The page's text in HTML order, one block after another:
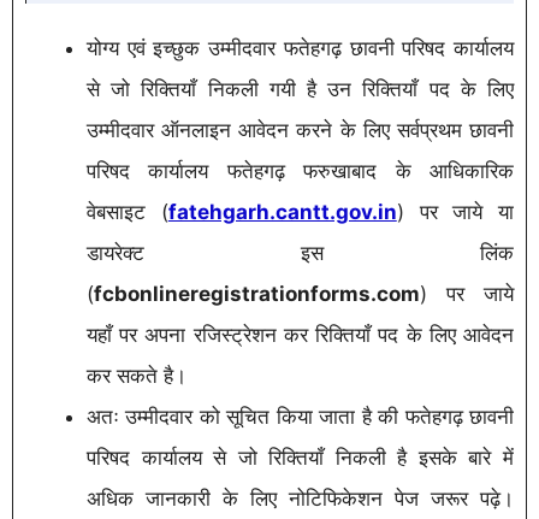
योग्य एवं इच्छुक उम्मीदवार फतेहगढ़ छावनी परिषद कार्यालय
से जो रिक्तियाँ निकली गयी है उन रिक्तियाँ पद के लिए
उम्मीदवार ऑनलाइन आवेदन करने के लिए सर्वप्रथम छावनी
परिषद कार्यालय फतेहगढ़ फरुखाबाद के आधिकारिक
वेबसाइट (fatehgarh.cantt.gov.in) पर जाये या
डायरेक्ट इस लिंक
(fcbonlineregistrationforms.com) पर जाये
यहाँ पर अपना रजिस्ट्रेशन कर रिक्तियाँ पद के लिए आवेदन
कर सकते है।
अतः उम्मीदवार को सूचित किया जाता है की फतेहगढ़ छावनी
परिषद कार्यालय से जो रिक्तियाँ निकली है इसके बारे में
अधिक जानकारी के लिए नोटिफिकेशन पेज जरूर पढ़े।